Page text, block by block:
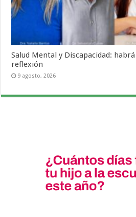
Salud Mental y Discapacidad:
reflexión
9 agosto, 2026